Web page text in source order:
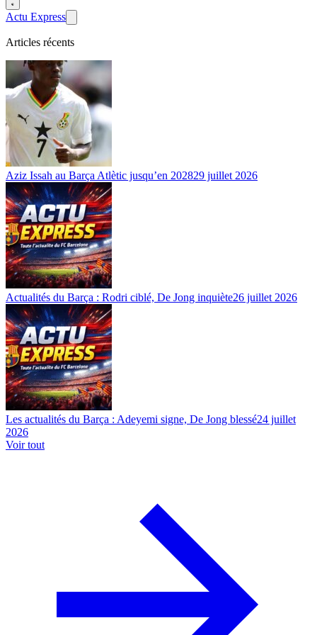
Actu Express
Articles récents
Aziz Issah au Barça Atlètic jusqu’en 202829 juillet 2026
Actualités du Barça : Rodri ciblé, De Jong inquiète26 juillet 2026
Les actualités du Barça : Adeyemi signe, De Jong blessé24 juillet
2026
Voir tout